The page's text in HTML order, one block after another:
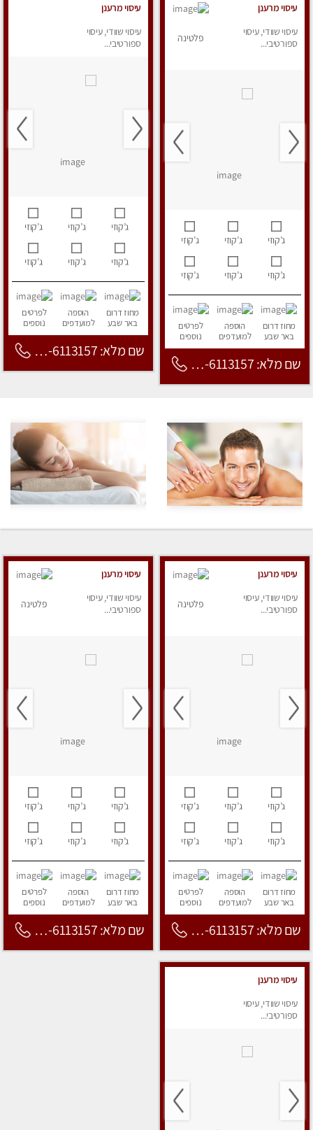
עיסוי מרענן
עיסוי שוודי, עיסוי
ספורטיבי...
פלטינה
ג’קוזי ג’קוזי ג’קוזי
ג’קוזי ג’קוזי ג’קוזי
מחוז דרום
באר שבע
הוספה
למועדפים
לפרטים
נוספים
שם מלא: 053-6113157
עיסוי מרענן
עיסוי שוודי, עיסוי
ספורטיבי...
ג’קוזי ג’קוזי ג’קוזי
ג’קוזי ג’קוזי ג’קוזי
מחוז דרום
באר שבע
הוספה
למועדפים
לפרטים
נוספים
שם מלא: 053-6113157
עיסוי מרענן
עיסוי שוודי, עיסוי
ספורטיבי...
פלטינה
ג’קוזי ג’קוזי ג’קוזי
ג’קוזי ג’קוזי ג’קוזי
מחוז דרום
באר שבע
הוספה
למועדפים
לפרטים
נוספים
שם מלא: 053-6113157
עיסוי מרענן
עיסוי שוודי, עיסוי
ספורטיבי...
פלטינה
ג’קוזי ג’קוזי ג’קוזי
ג’קוזי ג’קוזי ג’קוזי
מחוז דרום
באר שבע
הוספה
למועדפים
לפרטים
נוספים
שם מלא: 053-6113157
עיסוי מרענן
עיסוי שוודי, עיסוי
ספורטיבי...